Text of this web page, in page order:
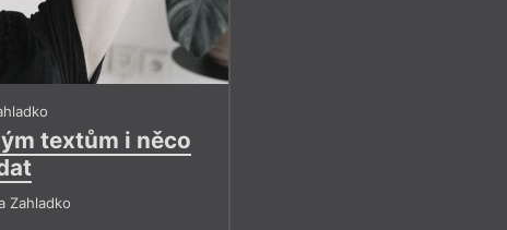
textům i něco
Zahladko